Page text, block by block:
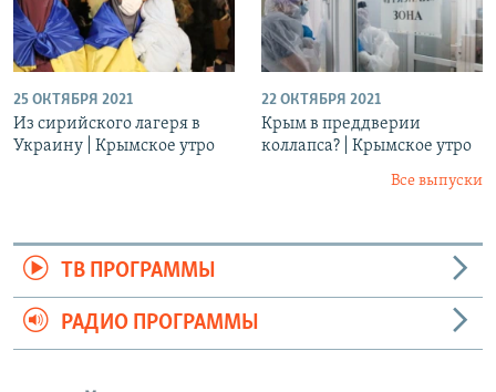
25 ОКТЯБРЯ 2021
Из сирийского лагеря в
Украину | Крымское утро
22 ОКТЯБРЯ 2021
Крым в преддверии
коллапса? | Крымское утро
Все выпуски
ТВ ПРОГРАММЫ
РАДИО ПРОГРАММЫ